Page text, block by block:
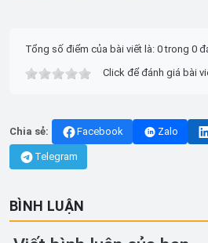
Tổng số điểm của bài viết là: 0 trong 0
Click để đánh giá bài
Chia sẻ: Facebook Zalo
Telegram
BÌNH LUẬN